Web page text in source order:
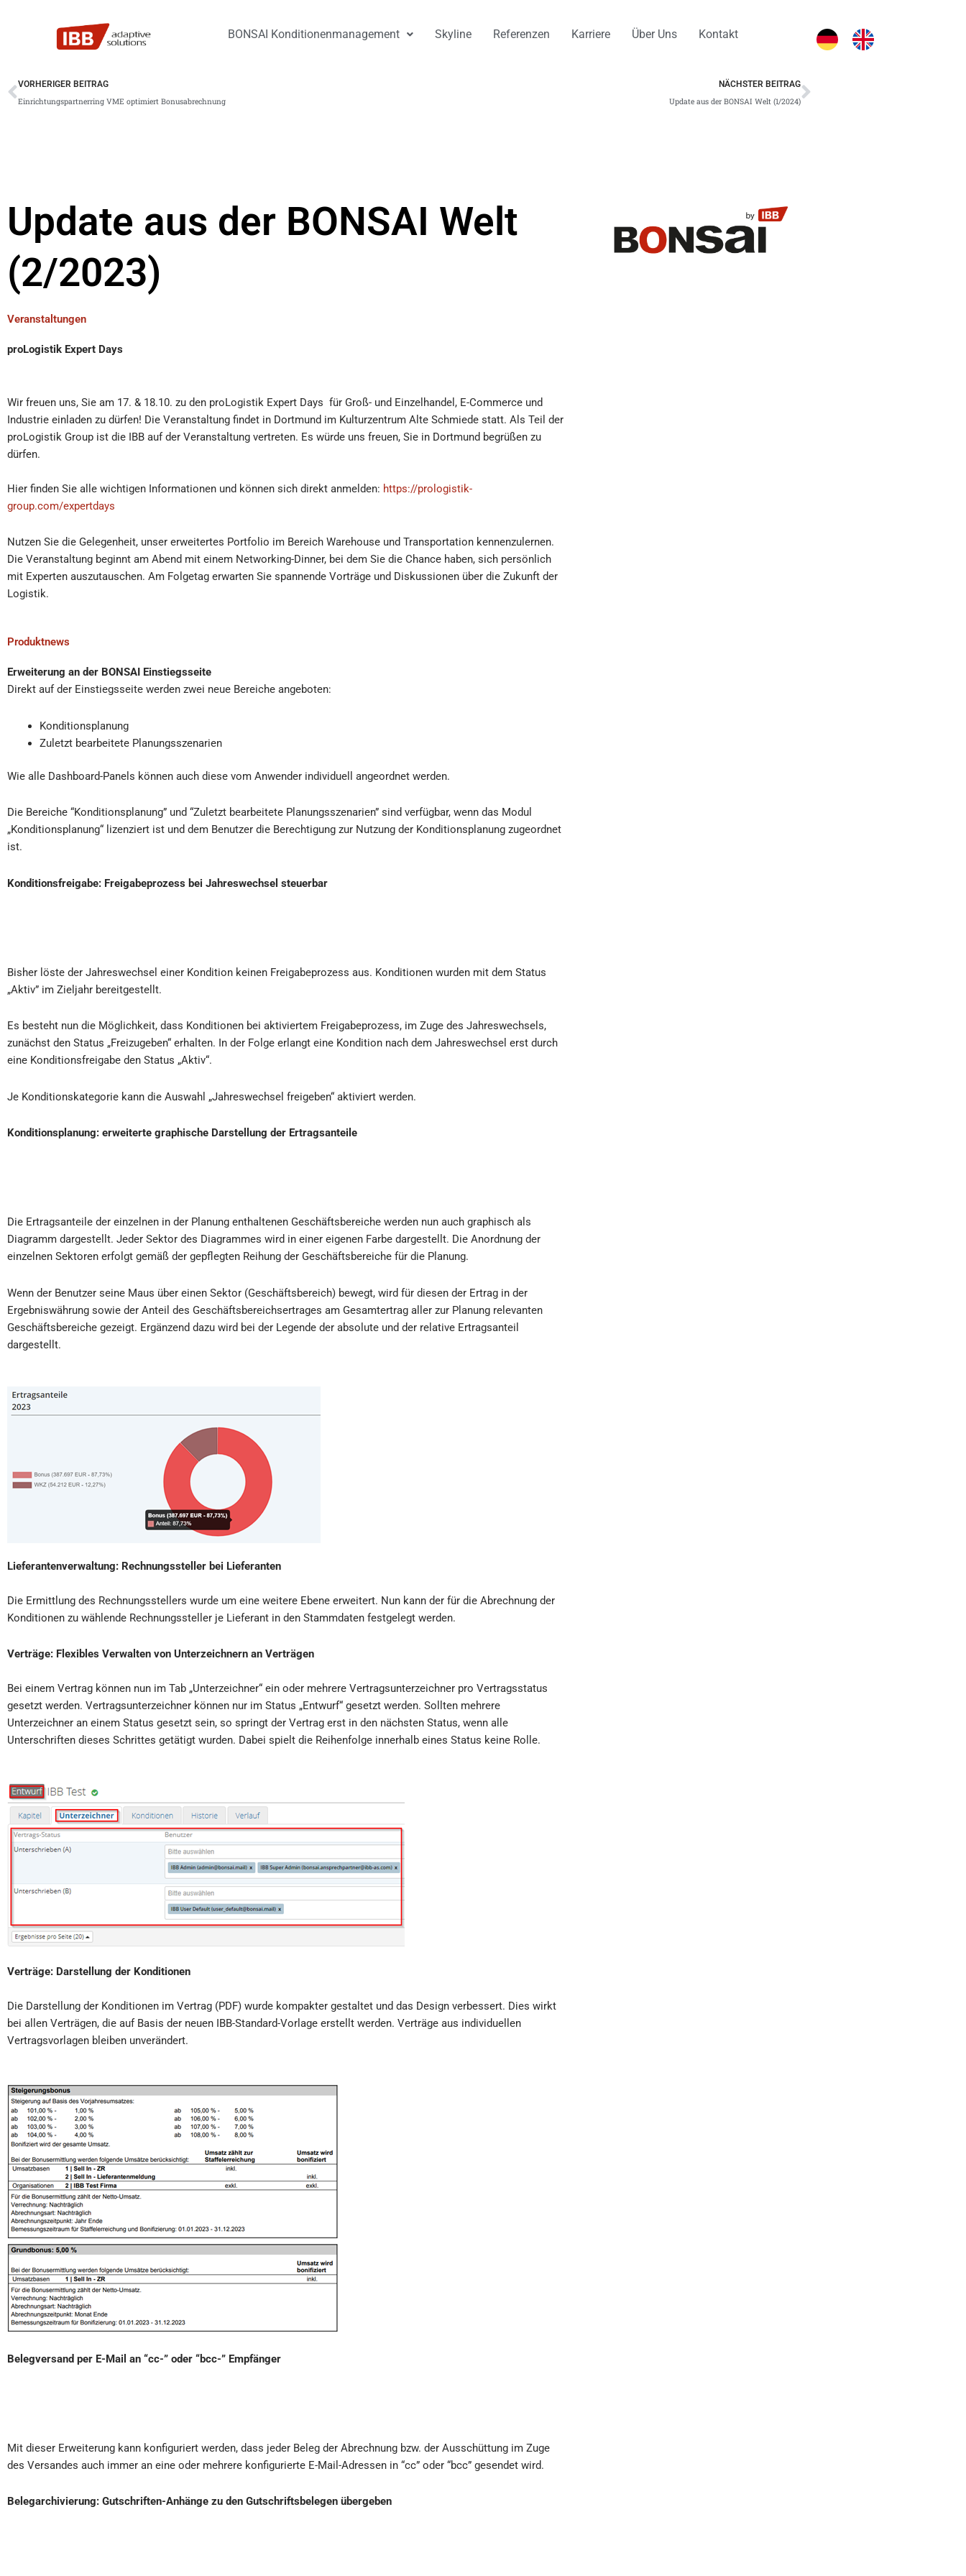
BONSAI Konditionenmanagement Skyline Referenzen Karriere Über Uns Kontakt
Zurück
VORHERIGER BEITRAG
Einrichtungspartnerring VME optimiert Bonusabrechnung
NÄCHSTER BEITRAG
Update aus der BONSAI Welt (1/2024)
Nächster
Update aus der BONSAI Welt
(2/2023)
Veranstaltungen
proLogistik Expert Days
Wir freuen uns, Sie am 17. & 18.10. zu den proLogistik Expert Days für Groß- und Einzelhandel, E-Commerce und
Industrie einladen zu dürfen! Die Veranstaltung findet in Dortmund im Kulturzentrum Alte Schmiede statt. Als Teil der
proLogistik Group ist die IBB auf der Veranstaltung vertreten. Es würde uns freuen, Sie in Dortmund begrüßen zu
dürfen.
Hier finden Sie alle wichtigen Informationen und können sich direkt anmelden: https://prologistik-
group.com/expertdays
Nutzen Sie die Gelegenheit, unser erweitertes Portfolio im Bereich Warehouse und Transportation kennenzulernen.
Die Veranstaltung beginnt am Abend mit einem Networking-Dinner, bei dem Sie die Chance haben, sich persönlich
mit Experten auszutauschen. Am Folgetag erwarten Sie spannende Vorträge und Diskussionen über die Zukunft der
Logistik.
Produktnews
Erweiterung an der BONSAI Einstiegsseite
Direkt auf der Einstiegsseite werden zwei neue Bereiche angeboten:
Konditionsplanung
Zuletzt bearbeitete Planungsszenarien
Wie alle Dashboard-Panels können auch diese vom Anwender individuell angeordnet werden.
Die Bereiche “Konditionsplanung” und “Zuletzt bearbeitete Planungsszenarien” sind verfügbar, wenn das Modul
„Konditionsplanung“ lizenziert ist und dem Benutzer die Berechtigung zur Nutzung der Konditionsplanung zugeordnet
ist.
Konditionsfreigabe: Freigabeprozess bei Jahreswechsel steuerbar
Bisher löste der Jahreswechsel einer Kondition keinen Freigabeprozess aus. Konditionen wurden mit dem Status
„Aktiv” im Zieljahr bereitgestellt.
Es besteht nun die Möglichkeit, dass Konditionen bei aktiviertem Freigabeprozess, im Zuge des Jahreswechsels,
zunächst den Status „Freizugeben“ erhalten. In der Folge erlangt eine Kondition nach dem Jahreswechsel erst durch
eine Konditionsfreigabe den Status „Aktiv“.
Je Konditionskategorie kann die Auswahl „Jahreswechsel freigeben“ aktiviert werden.
Konditionsplanung: erweiterte graphische Darstellung der Ertragsanteile
Die Ertragsanteile der einzelnen in der Planung enthaltenen Geschäftsbereiche werden nun auch graphisch als
Diagramm dargestellt. Jeder Sektor des Diagrammes wird in einer eigenen Farbe dargestellt. Die Anordnung der
einzelnen Sektoren erfolgt gemäß der gepflegten Reihung der Geschäftsbereiche für die Planung.
Wenn der Benutzer seine Maus über einen Sektor (Geschäftsbereich) bewegt, wird für diesen der Ertrag in der
Ergebniswährung sowie der Anteil des Geschäftsbereichsertrages am Gesamtertrag aller zur Planung relevanten
Geschäftsbereiche gezeigt. Ergänzend dazu wird bei der Legende der absolute und der relative Ertragsanteil
dargestellt.
Lieferantenverwaltung: Rechnungssteller bei Lieferanten
Die Ermittlung des Rechnungsstellers wurde um eine weitere Ebene erweitert. Nun kann der für die Abrechnung der
Konditionen zu wählende Rechnungssteller je Lieferant in den Stammdaten festgelegt werden.
Verträge: Flexibles Verwalten von Unterzeichnern an Verträgen
Bei einem Vertrag können nun im Tab „Unterzeichner“ ein oder mehrere Vertragsunterzeichner pro Vertragsstatus
gesetzt werden. Vertragsunterzeichner können nur im Status „Entwurf“ gesetzt werden. Sollten mehrere
Unterzeichner an einem Status gesetzt sein, so springt der Vertrag erst in den nächsten Status, wenn alle
Unterschriften dieses Schrittes getätigt wurden. Dabei spielt die Reihenfolge innerhalb eines Status keine Rolle.
Verträge: Darstellung der Konditionen
Die Darstellung der Konditionen im Vertrag (PDF) wurde kompakter gestaltet und das Design verbessert. Dies wirkt
bei allen Verträgen, die auf Basis der neuen IBB-Standard-Vorlage erstellt werden. Verträge aus individuellen
Vertragsvorlagen bleiben unverändert.
Belegversand per E-Mail an “cc-” oder “bcc-” Empfänger
Mit dieser Erweiterung kann konfiguriert werden, dass jeder Beleg der Abrechnung bzw. der Ausschüttung im Zuge
des Versandes auch immer an eine oder mehrere konfigurierte E-Mail-Adressen in “cc” oder “bcc” gesendet wird.
Belegarchivierung: Gutschriften-Anhänge zu den Gutschriftsbelegen übergeben